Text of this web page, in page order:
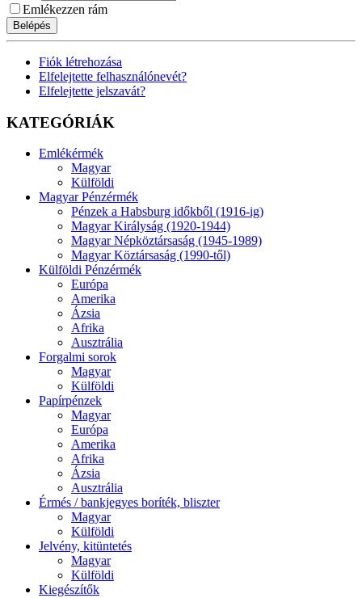
Emlékezzen rám
Belépés
Fiók létrehozása
Elfelejtette felhasználónevét?
Elfelejtette jelszavát?
KATEGÓRIÁK
Emlékérmék
Magyar
Külföldi
Magyar Pénzérmék
Pénzek a Habsburg időkből (1916-ig)
Magyar Királyság (1920-1944)
Magyar Népköztársaság (1945-1989)
Magyar Köztársaság (1990-től)
Külföldi Pénzérmék
Európa
Amerika
Ázsia
Afrika
Ausztrália
Forgalmi sorok
Magyar
Külföldi
Papírpénzek
Magyar
Európa
Amerika
Afrika
Ázsia
Ausztrália
Érmés / bankjegyes boríték, bliszter
Magyar
Külföldi
Jelvény, kitüntetés
Magyar
Külföldi
Kiegészítők